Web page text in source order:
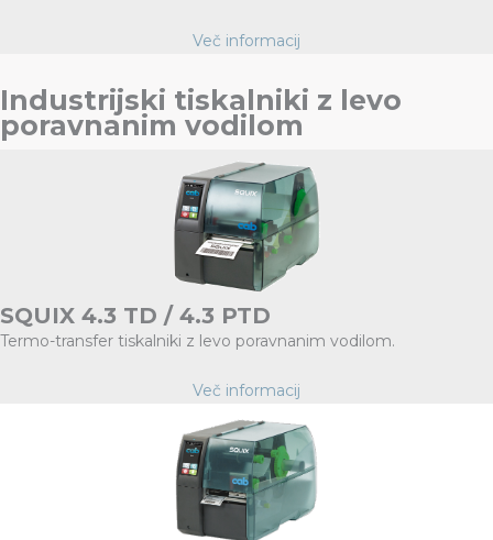
Več informacij
Industrijski tiskalniki z levo
poravnanim vodilom
SQUIX 4.3 TD / 4.3 PTD
Termo-transfer tiskalniki z levo poravnanim vodilom.
Več informacij